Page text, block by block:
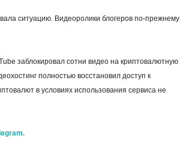
ситуацию. Видеоролики блогеров по-прежнему
заблокировал сотни видео на криптовалютную
полностью восстановил доступ к
в условиях использования сервиса не